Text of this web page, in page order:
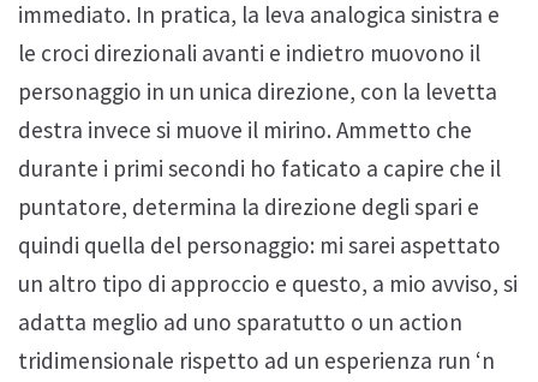
immediato. In pratica, la leva analogica sinistra e
le croci direzionali avanti e indietro muovono il
personaggio in un unica direzione, con la levetta
destra invece si muove il mirino. Ammetto che
durante i primi secondi ho faticato a capire che il
puntatore, determina la direzione degli spari e
quindi quella del personaggio: mi sarei aspettato
un altro tipo di approccio e questo, a mio avviso, si
adatta meglio ad uno sparatutto o un action
tridimensionale rispetto ad un esperienza run ‘n